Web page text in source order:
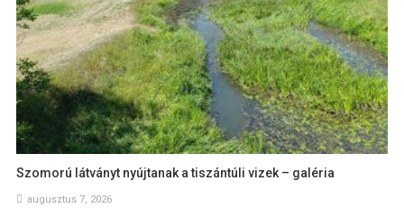
Szomorú látványt nyújtanak a tiszántúli vizek – galéria
augusztus 7, 2026